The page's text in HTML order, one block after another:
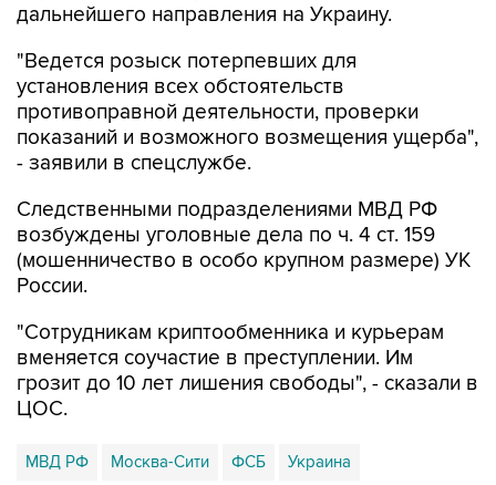
дальнейшего направления на Украину.
"Ведется розыск потерпевших для
установления всех обстоятельств
противоправной деятельности, проверки
показаний и возможного возмещения ущерба",
- заявили в спецслужбе.
Следственными подразделениями МВД РФ
возбуждены уголовные дела по ч. 4 ст. 159
(мошенничество в особо крупном размере) УК
России.
"Сотрудникам криптообменника и курьерам
вменяется соучастие в преступлении. Им
грозит до 10 лет лишения свободы", - сказали в
ЦОС.
МВД РФ Москва-Сити ФСБ Украина